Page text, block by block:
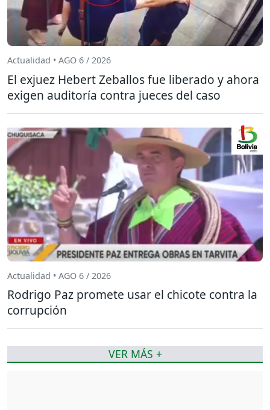
Actualidad • AGO 6 / 2026
El exjuez Hebert Zeballos fue liberado y ahora
exigen auditoría contra jueces del caso
Actualidad • AGO 6 / 2026
Rodrigo Paz promete usar el chicote contra la
corrupción
VER MÁS +